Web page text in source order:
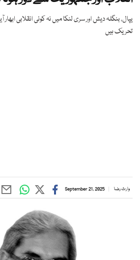
یپال، بنگلہ دیش اور سری لنکا میں نہ کوئی انقلابی ابھار
تحریک ہیں
وارث رضا September 21, 2025